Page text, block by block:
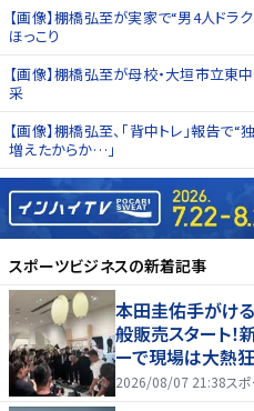
【画像】棚橋弘至が実家で“男4人ドラ
ほっこり
【画像】棚橋弘至が母校・大垣市立東
采
【画像】棚橋弘至、「背中トレ」報告で
増えたからか…」
スポーツビジネスの新着記事
本田圭佑手がけ
般販売スタート！
ーで現場は大熱狂
2026/08/07 21:38ス